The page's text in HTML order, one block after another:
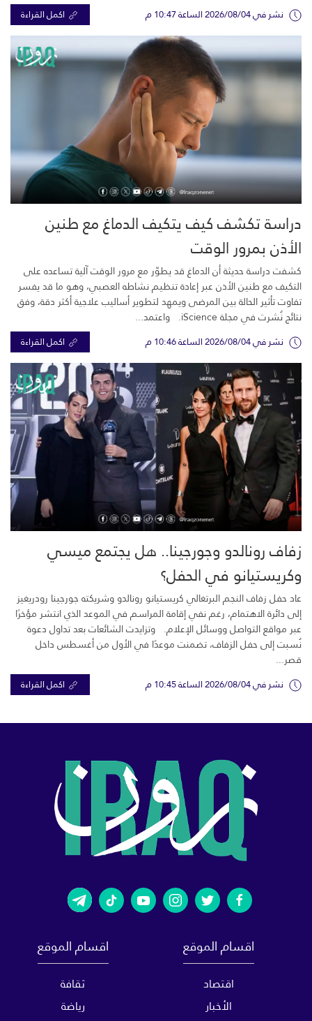
نشر في 2026/08/04 الساعة 10:47 م اكمل القراءة
دراسة تكشف كيف يتكيف الدماغ مع طنين
الأذن بمرور الوقت
كشفت دراسة حديثة أن الدماغ قد يطوّر مع مرور الوقت آلية تساعده على
التكيف مع طنين الأذن عبر إعادة تنظيم نشاطه العصبي، وهو ما قد يفسر
تفاوت تأثير الحالة بين المرضى ويمهد لتطوير أساليب علاجية أكثر دقة، وفق
نتائج نُشرت في مجلة iScience. واعتمد...
نشر في 2026/08/04 الساعة 10:46 م اكمل القراءة
زفاف رونالدو وجورجينا.. هل يجتمع ميسي
وكريستيانو في الحفل؟
عاد حفل زفاف النجم البرتغالي كريستيانو رونالدو وشريكته جورجينا رودريغيز
إلى دائرة الاهتمام، رغم نفي إقامة المراسم في الموعد الذي انتشر مؤخرًا
عبر مواقع التواصل ووسائل الإعلام. وتزايدت الشائعات بعد تداول دعوة
نُسبت إلى حفل الزفاف، تضمنت موعدًا في الأول من أغسطس داخل
قصر...
نشر في 2026/08/04 الساعة 10:45 م اكمل القراءة
اقسام الموقع
اقتصاد
الأخبار
اقسام الموقع
ثقافة
رياضة